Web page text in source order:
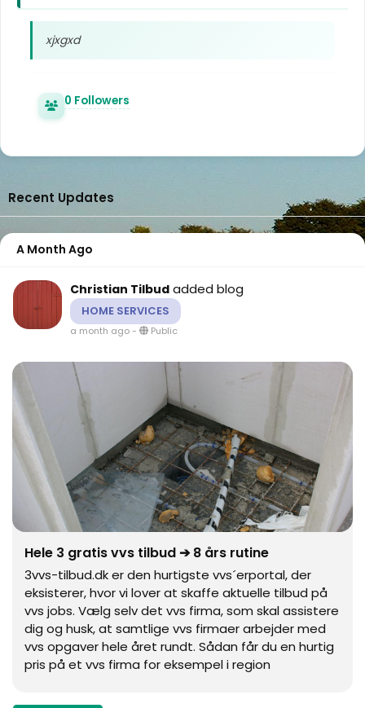
xjxgxd
0 Followers
Recent Updates
A Month Ago
Christian Tilbud added blog
HOME SERVICES
a month ago- Public
Hele 3 gratis vvs tilbud ➔ 8 års rutine
3vvs-tilbud.dk er den hurtigste vvs´erportal, der
eksisterer, hvor vi lover at skaffe aktuelle tilbud på
vvs jobs. Vælg selv det vvs firma, som skal assistere
dig og husk, at samtlige vvs firmaer arbejder med
vvs opgaver hele året rundt. Sådan får du en hurtig
pris på et vvs firma for eksempel i region